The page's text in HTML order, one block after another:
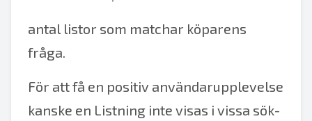
antal listor som matchar köparens
fråga.
För att få en positiv användarupplevelse
kanske en Listning inte visas i vissa sök-